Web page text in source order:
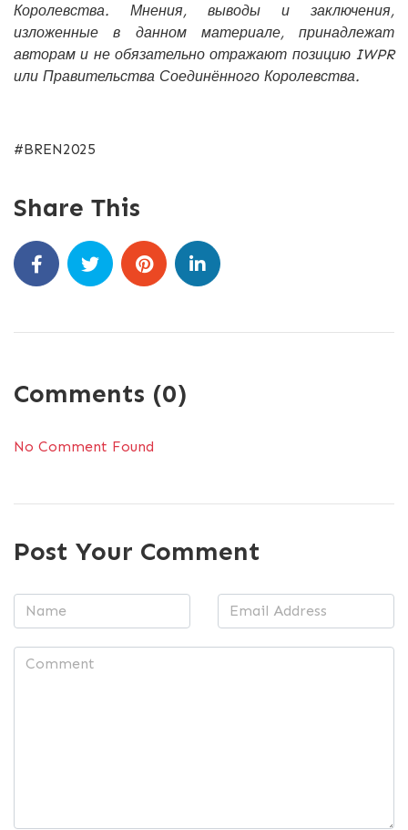
Королевства. Мнения, выводы и заключения,
изложенные в данном материале, принадлежат
авторам и не обязательно отражают позицию IWPR
или Правительства Соединённого Королевства.
#BREN2025
Share This
Comments (0)
No Comment Found
Post Your Comment